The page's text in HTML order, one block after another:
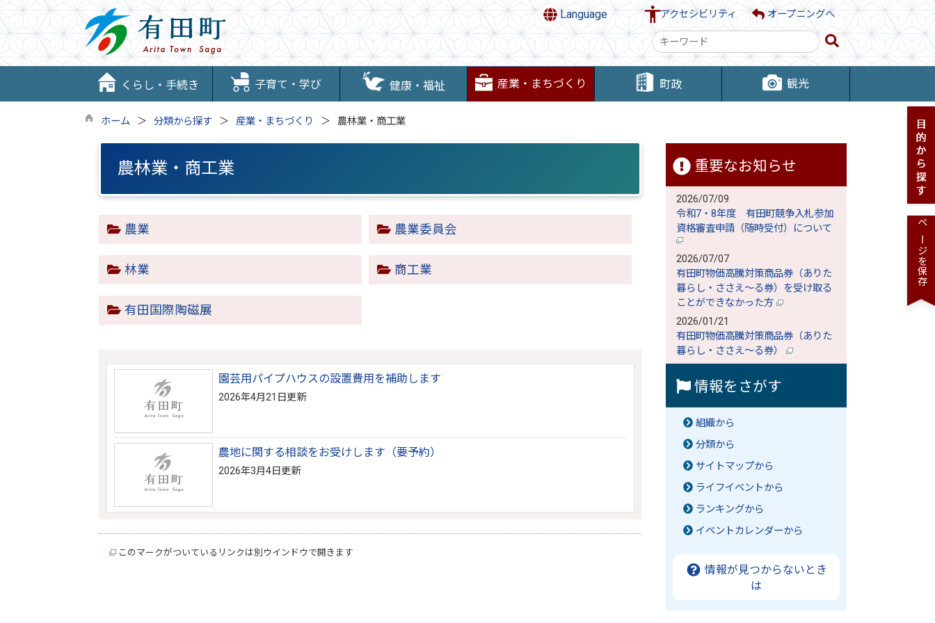
Language アクセシビリティ オープニングへ
検
索
キ
ー
くらし・手続き 子育て・学び 健康・福祉 産業・まちづくり 町政 観光
ホーム 分類から探す 産業・まちづくり 農林業・商工業
農林業・商工業
農業 農業委員会
林業 商工業
有田国際陶磁展
園芸用パイプハウスの設置費用を補助します
2026年4月21日更新
農地に関する相談をお受けします（要予約）
2026年3月4日更新
このマークがついているリンクは別ウインドウで開きます
重要なお知らせ
2026/07/09
令和7・8年度 有田町競争入札参加
資格審査申請（随時受付）について
2026/07/07
有田町物価高騰対策商品券（ありた
暮らし・ささえ～る券）を受け取る
ことができなかった方
2026/01/21
有田町物価高騰対策商品券（ありた
暮らし・ささえ～る券）
情報をさがす
組織から
分類から
サイトマップから
ライフイベントから
ランキングから
イベントカレンダーから
情報が見つからないとき
は
ページを保存